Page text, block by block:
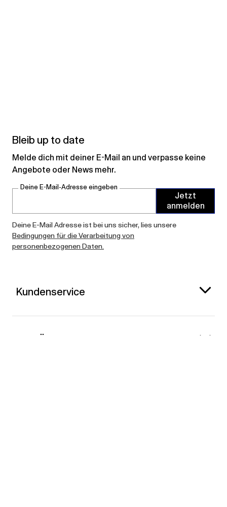
Bleib up to date
Melde dich mit deiner E-Mail an und verpasse keine
Angebote oder News mehr.
Deine E-Mail-Adresse eingeben
Jetzt
anmelden
Deine E-Mail Adresse ist bei uns sicher, lies unsere
Bedingungen für die Verarbeitung von
personenbezogenen Daten.
Kundenservice